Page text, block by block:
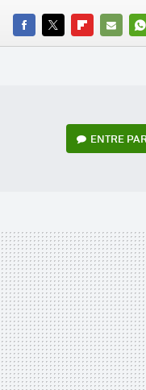
FACEBOOK
TWITTERFLIPBOARD
E-
ENTRE